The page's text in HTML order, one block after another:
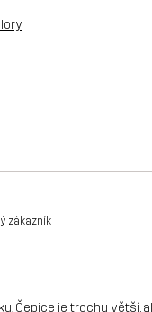
zákazník
Čepice je trochu větší,